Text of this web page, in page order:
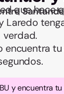
que hace
Laredo
verdad.
encuentra
y encuentra